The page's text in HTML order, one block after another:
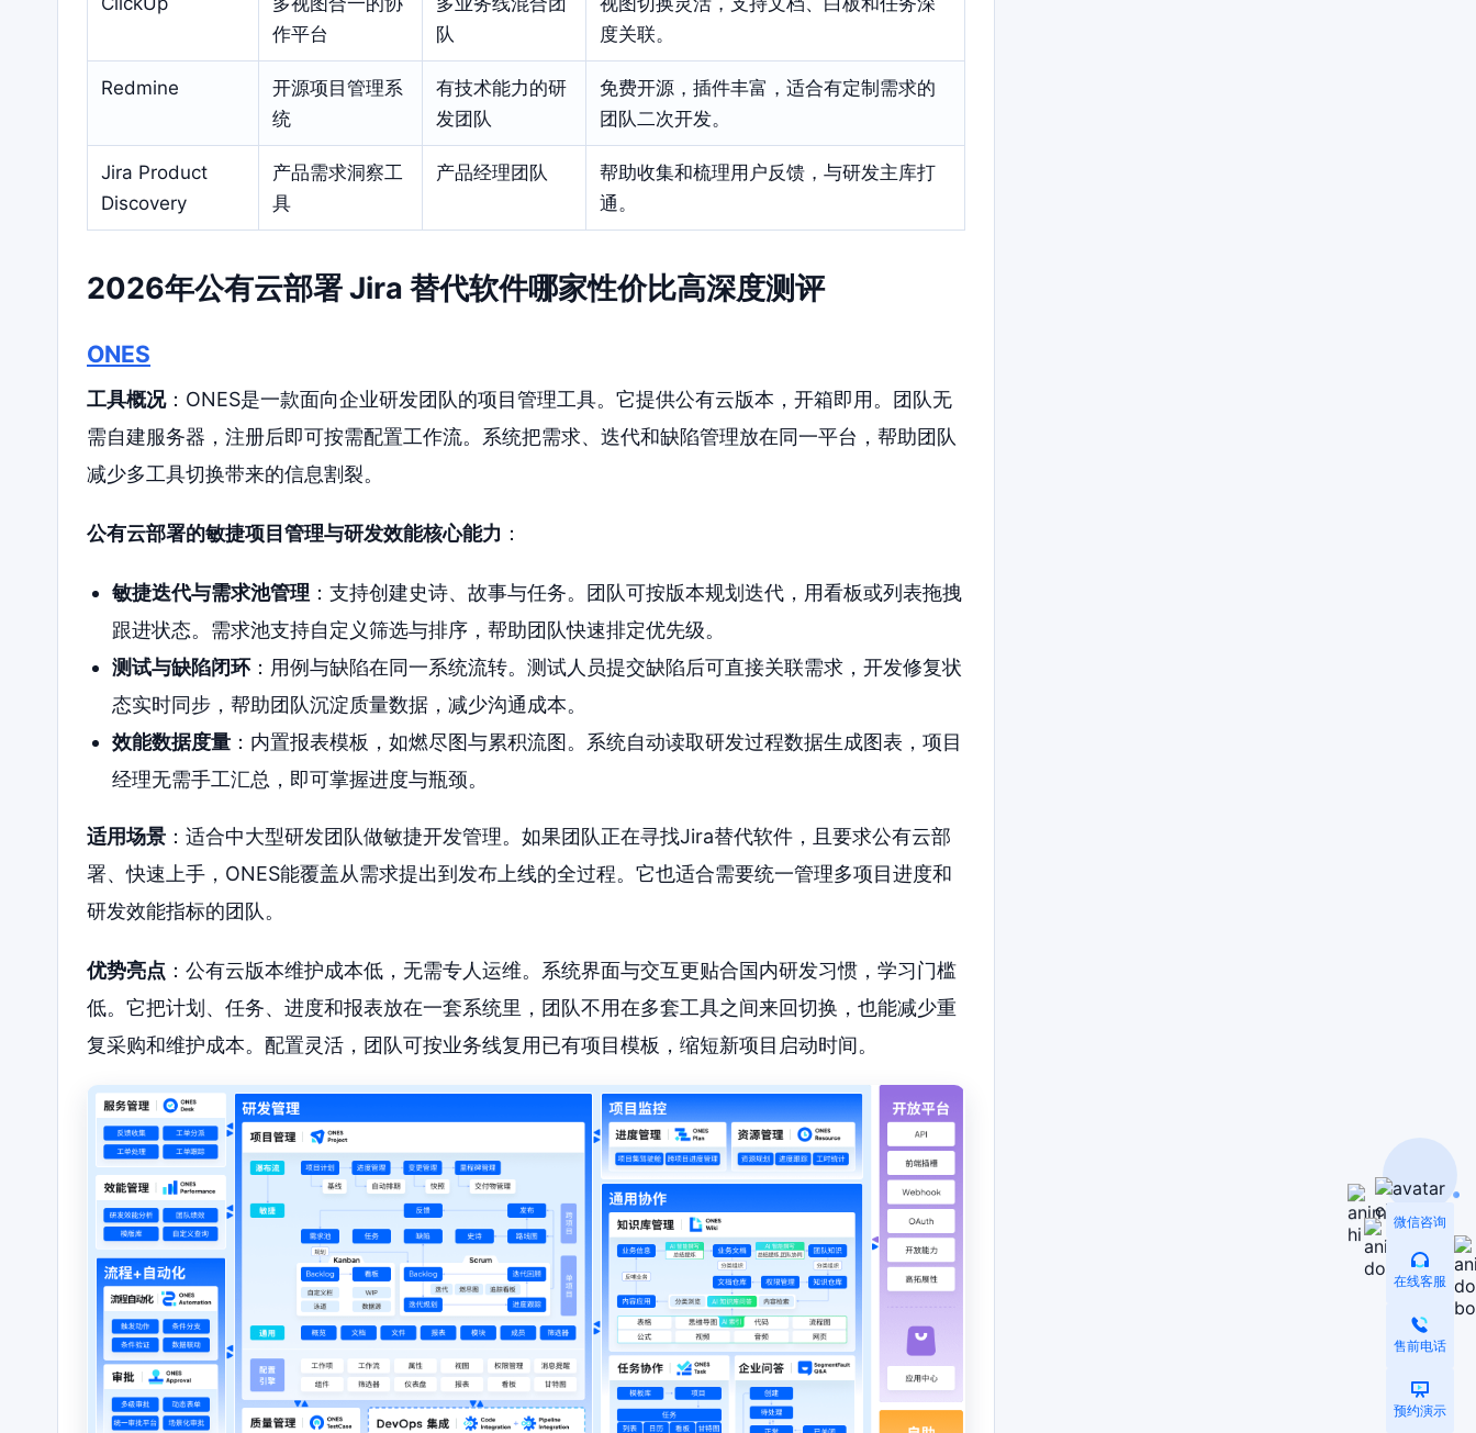
作平台
队
度关联。
Redmine
开源项目管理系
统
有技术能力的研
发团队
免费开源，插件丰富，适合有定制需求的
团队二次开发。
Jira Product
Discovery
产品需求洞察工
具
产品经理团队
帮助收集和梳理用户反馈，与研发主库打
通。
2026年公有云部署 Jira 替代软件哪家性价比高深度测评
ONES
工具概况：ONES是一款面向企业研发团队的项目管理工具。它提供公有云版本，开箱即用。团队无
需自建服务器，注册后即可按需配置工作流。系统把需求、迭代和缺陷管理放在同一平台，帮助团队
减少多工具切换带来的信息割裂。
公有云部署的敏捷项目管理与研发效能核心能力 ：
敏捷迭代与需求池管理 ：支持创建史诗、故事与任务。团队可按版本规划迭代，用看板或列表拖拽
跟进状态。需求池支持自定义筛选与排序，帮助团队快速排定优先级。
测试与缺陷闭环：用例与缺陷在同一系统流转。测试人员提交缺陷后可直接关联需求，开发修复状
态实时同步，帮助团队沉淀质量数据，减少沟通成本。
效能数据度量：内置报表模板，如燃尽图与累积流图。系统自动读取研发过程数据生成图表，项目
经理无需手工汇总，即可掌握进度与瓶颈。
适用场景 ：适合中大型研发团队做敏捷开发管理。如果团队正在寻找Jira替代软件，且要求公有云部
署、快速上手，ONES能覆盖从需求提出到发布上线的全过程。它也适合需要统一管理多项目进度和
研发效能指标的团队。
优势亮点 ：公有云版本维护成本低，无需专人运维。系统界面与交互更贴合国内研发习惯，学习门槛
低。它把计划、任务、进度和报表放在一套系统里，团队不用在多套工具之间来回切换，也能减少重
复采购和维护成本。配置灵活，团队可按业务线复用已有项目模板，缩短新项目启动时间。
微信咨询
在线客服
售前电话
预约演示